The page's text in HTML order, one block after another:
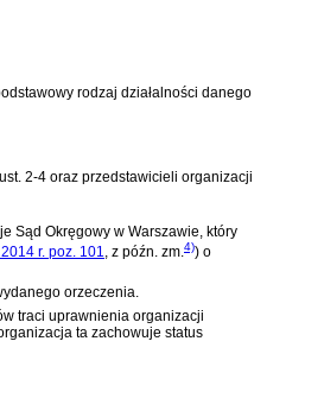
rodzaj działalności danego
2-4 oraz przedstawicieli organizacji
Sąd Okręgowy w Warszawie, który
r. poz. 101, z późn. zm.4)) o
orzeczenia.
traci uprawnienia organizacji
ta zachowuje status